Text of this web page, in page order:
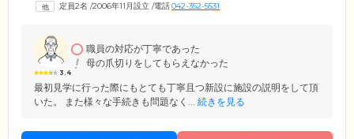
にのびのび生活できます。また、地域に根ざしたホームとして、地域行
定員2名 /2006年11月設立 /電話042-352-5531
3.4
職員の対応が丁寧であった
母の爪切りをしてもらえなかった
最初見学に行った際にもとても丁寧且つ新設に施設の説明をして頂
いた。 また様々な手続きも問題なく... 続きを見る